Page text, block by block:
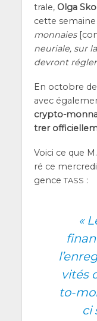
trale, Olga
cette semaine
mon­naies
neu­riale, sur
devront
En octobre
avec
cryp­to-
trer
Voi­ci ce que
ré ce
gence TASS :
«
vi­tés
to-
ci